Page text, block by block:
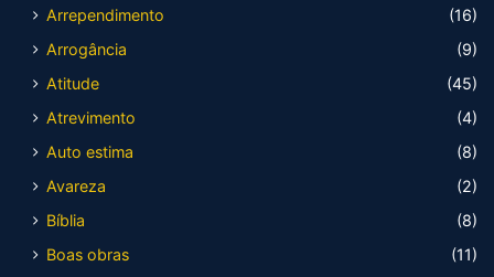
Arrependimento
(16)
Arrogância
(9)
Atitude
(45)
Atrevimento
(4)
Auto estima
(8)
Avareza
(2)
Bíblia
(8)
Boas obras
(11)